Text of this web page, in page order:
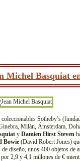
Michel Basquiat
Sotheby’s
Milán, Ámsterdam,
y Damien Hirst Steven
Bowie (David Robert Jones)
diseño, unos 400 objetos de
2,9 y 4,1 millones de €